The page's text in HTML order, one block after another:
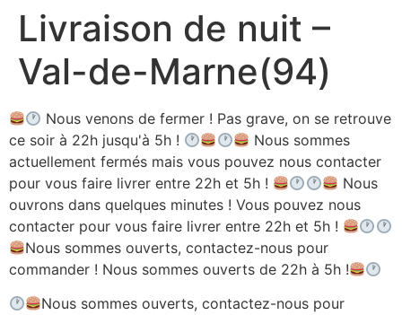
Aller
contenu
Livraison de nuit –
Val-de-Marne(94)
Nous venons de fermer ! Pas grave, on se retrouve
ce soir à 22h jusqu'à 5h !
Nous sommes
actuellement fermés mais vous pouvez nous contacter
pour vous faire livrer entre 22h et 5h !
Nous
ouvrons dans quelques minutes ! Vous pouvez nous
contacter pour vous faire livrer entre 22h et 5h !
Nous sommes ouverts, contactez-nous pour
commander ! Nous sommes ouverts de 22h à 5h !
Nous sommes ouverts, contactez-nous pour